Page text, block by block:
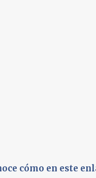
cómo en este